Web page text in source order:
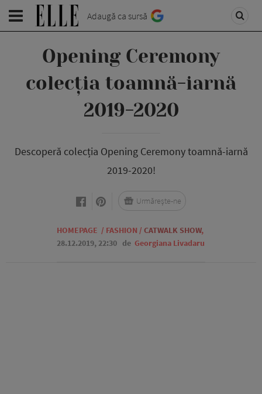
Adaugă ca sursă
Opening Ceremony
colecția toamnă-iarnă
2019-2020
Descoperă colecția Opening Ceremony toamnă-iarnă
2019-2020!
HOMEPAGE / FASHION / CATWALK SHOW,
28.12.2019, 22:30 de Georgiana Livadaru
Urmărește-ne